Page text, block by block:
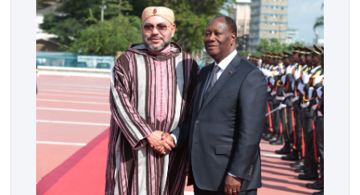
التي تكنها فرنسا وشعبها للمغرب وللشعب المغربي. وقال
الرئيس الفرنسي “لا يساورني أي شك في أن […]